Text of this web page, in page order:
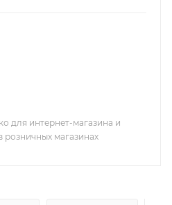
для интернет-магазина и
розничных магазинах